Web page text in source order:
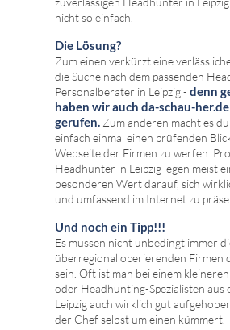
nicht so einfach.
Die Lösung?
Zum einen verkürzt eine
die Suche nach dem passenden
Personalberater in Leipzig - denn
haben wir auch da-schau-
gerufen. Zum anderen macht es
einfach einmal einen prüfenden
Webseite der Firmen zu werfen.
Headhunter in Leipzig legen meist
besonderen Wert darauf, sich
und umfassend im Internet zu
Und noch ein Tipp!!!
Es müssen nicht unbedingt immer
überregional operierenden Firmen
sein. Oft ist man bei einem
oder Headhunting-Spezialisten aus
Leipzig auch wirklich gut
der Chef selbst um einen kümmert.